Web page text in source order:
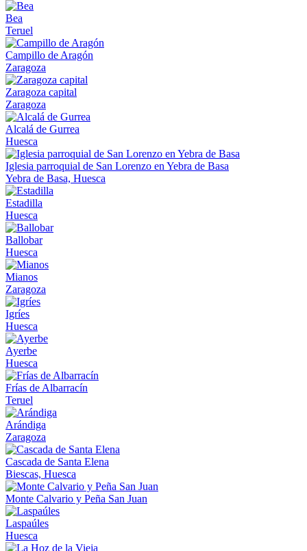
Bea
Teruel
Campillo de Aragón
Zaragoza
Zaragoza capital
Zaragoza
Alcalá de Gurrea
Huesca
Iglesia parroquial de San Lorenzo en Yebra de Basa
Yebra de Basa, Huesca
Estadilla
Huesca
Ballobar
Huesca
Mianos
Zaragoza
Igríes
Huesca
Ayerbe
Huesca
Frías de Albarracín
Teruel
Arándiga
Zaragoza
Cascada de Santa Elena
Biescas, Huesca
Monte Calvario y Peña San Juan
Laspaúles
Huesca